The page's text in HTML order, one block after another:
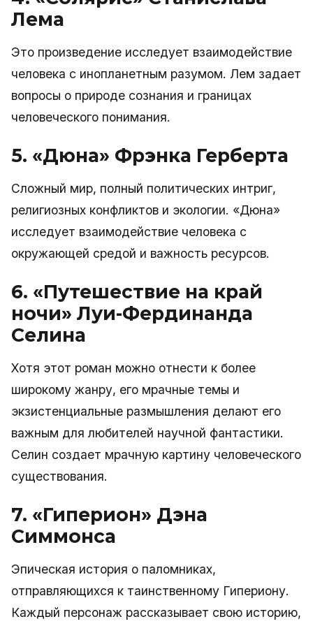
Лема
Это произведение исследует взаимодействие
человека с инопланетным разумом. Лем задает
вопросы о природе сознания и границах
человеческого понимания.
5. «Дюна» Фрэнка Герберта
Сложный мир, полный политических интриг,
религиозных конфликтов и экологии. «Дюна»
исследует взаимодействие человека с
окружающей средой и важность ресурсов.
6. «Путешествие на край
ночи» Луи-Фердинанда
Селина
Хотя этот роман можно отнести к более
широкому жанру, его мрачные темы и
экзистенциальные размышления делают его
важным для любителей научной фантастики.
Селин создает мрачную картину человеческого
существования.
7. «Гиперион» Дэна
Симмонса
Эпическая история о паломниках,
отправляющихся к таинственному Гипериону.
Каждый персонаж рассказывает свою историю,